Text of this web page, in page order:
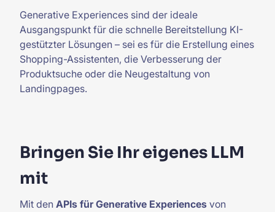
Generative Experiences sind der ideale
Ausgangspunkt für die schnelle Bereitstellung KI-
gestützter Lösungen – sei es für die Erstellung eines
Shopping-Assistenten, die Verbesserung der
Produktsuche oder die Neugestaltung von
Landingpages.
Bringen Sie Ihr eigenes LLM
mit
Mit den APIs für Generative Experiences von